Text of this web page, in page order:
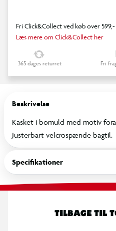
Fri Click&Collect ved køb over 599,-
Læs mere om Click&Collect her
365 dages returret Fri
Beskrivelse
Kasket i bomuld med motiv
Justerbart velcrospænde bagtil.
Specifikationer
TILBAGE TIL